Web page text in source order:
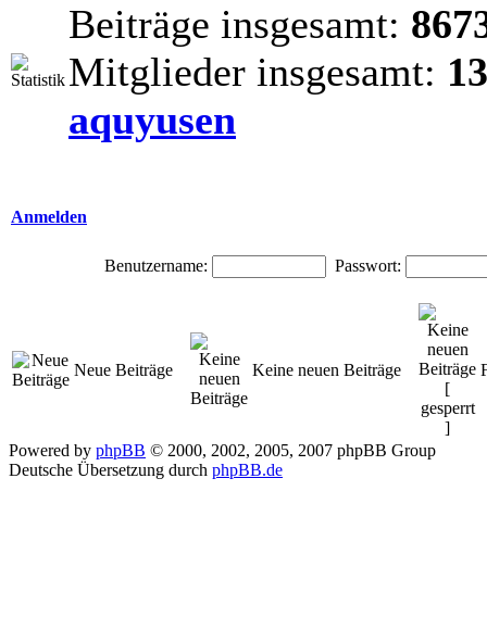
Beiträge insgesamt:
Mitglieder insgesamt:
aquyusen
Anmelden
Benutzername: Passwort:
Neue Beiträge Keine neuen Beiträge
Powered by phpBB © 2000, 2002, 2005, 2007 phpBB Group
Deutsche Übersetzung durch phpBB.de